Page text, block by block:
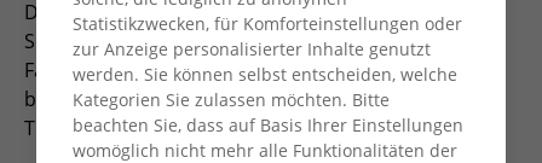
Drogenberatung, Beratung bei
Schwangerschaftskonflikten, Schulden, etc. Die
Fachkraft unterstützt das Lehrerkollegium und
bietet den Schüler*innen Workshops zu aktuellen
Themen.
Statistikzwecken, für Komforteinstellungen oder
zur Anzeige personalisierter Inhalte genutzt
werden. Sie können selbst entscheiden, welche
Kategorien Sie zulassen möchten. Bitte
beachten Sie, dass auf Basis Ihrer Einstellungen
womöglich nicht mehr alle Funktionalitäten der